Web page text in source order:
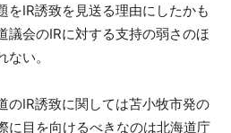
をIR誘致を見送る理由にしたかも
議会のIRに対する支持の弱さのほ
い。
のIR誘致に関しては苫小牧市発の
に目を向けるべきなのは北海道庁